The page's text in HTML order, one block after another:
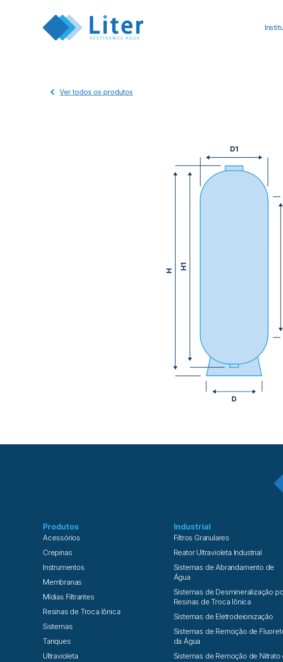
Ver todos os produtos
Produtos
Acessórios
Crepinas
Instrumentos
Membranas
Mídias Filtrantes
Resinas de Troca Iônica
Sistemas
Tanques
Ultravioleta
Industrial
Filtros Granulares
Reator Ultravioleta Industrial
Sistemas de Abrandamento de
Água
Sistemas de Desmineralização
Resinas de Troca Iônica
Sistemas de Eletrodeionização
Sistemas de Remoção de
da Água
Sistemas de Remoção de Nitrato